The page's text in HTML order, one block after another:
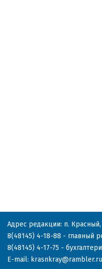
Адрес редакции: п.
8(48145) 4-18-88 - главный
8(48145) 4-17-75 -
E-mail: krasnkray@rambler.ru